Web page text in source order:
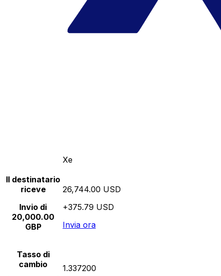
Xe
Il destinatario
riceve
Invio di
20,000.00
GBP
26,744.00 USD
+375.79 USD
Invia ora
Tasso di
cambio
1.337200